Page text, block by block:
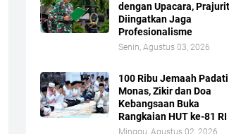
dengan Upacara, Prajurit
Diingatkan Jaga
Profesionalisme
Senin, Agustus 03, 2026
100 Ribu Jemaah Padati
Monas, Zikir dan Doa
Kebangsaan Buka
Rangkaian HUT ke-81 RI
Minggu, Agustus 02, 2026